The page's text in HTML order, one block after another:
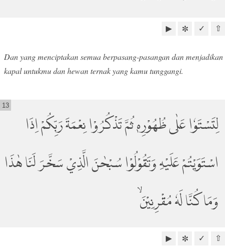
⇧
✓
✼
▶
Dan yang menciptakan semua berpasang-pasangan dan menjadikan
kapal untukmu dan hewan ternak yang kamu tunggangi.
لِتَسْتَوٗا عَلٰى ظُهُوْرِهٖ ثُمَّ تَذْكُرُوْا نِعْمَةَ رَبِّكُمْ اِذَا
اسْتَوَيْتُمْ عَلَيْهِ وَتَقُوْلُوْا سُبْحٰنَ الَّذِيْ سَخَّرَ لَنَا هٰذَا
وَمَا كُنَّا لَهٗ مُقْرِنِيْنَۙ
13
⇧
✓
✼
▶